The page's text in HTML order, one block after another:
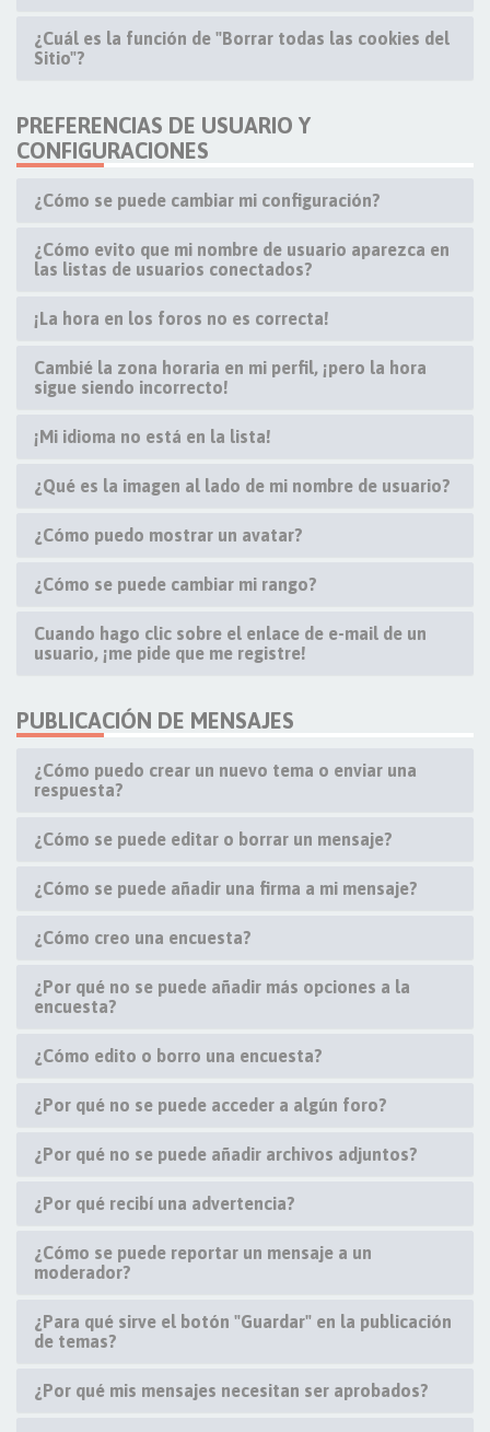
¿Cuál es la función de "Borrar todas las cookies del
Sitio"?
PREFERENCIAS DE USUARIO Y
CONFIGURACIONES
¿Cómo se puede cambiar mi configuración?
¿Cómo evito que mi nombre de usuario aparezca en
las listas de usuarios conectados?
¡La hora en los foros no es correcta!
Cambié la zona horaria en mi perfil, ¡pero la hora
sigue siendo incorrecto!
¡Mi idioma no está en la lista!
¿Qué es la imagen al lado de mi nombre de usuario?
¿Cómo puedo mostrar un avatar?
¿Cómo se puede cambiar mi rango?
Cuando hago clic sobre el enlace de e-mail de un
usuario, ¡me pide que me registre!
PUBLICACIÓN DE MENSAJES
¿Cómo puedo crear un nuevo tema o enviar una
respuesta?
¿Cómo se puede editar o borrar un mensaje?
¿Cómo se puede añadir una firma a mi mensaje?
¿Cómo creo una encuesta?
¿Por qué no se puede añadir más opciones a la
encuesta?
¿Cómo edito o borro una encuesta?
¿Por qué no se puede acceder a algún foro?
¿Por qué no se puede añadir archivos adjuntos?
¿Por qué recibí una advertencia?
¿Cómo se puede reportar un mensaje a un
moderador?
¿Para qué sirve el botón "Guardar" en la publicación
de temas?
¿Por qué mis mensajes necesitan ser aprobados?